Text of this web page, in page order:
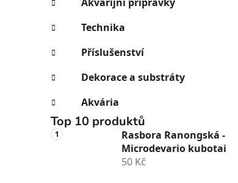
n
í
p
a
e
l
Akvarijní přípravky
Technika
Příslušenství
Dekorace a substráty
Akvária
Top 10 produktů
Rasbora Ranongská -
Microdevario kubotai
50 Kč